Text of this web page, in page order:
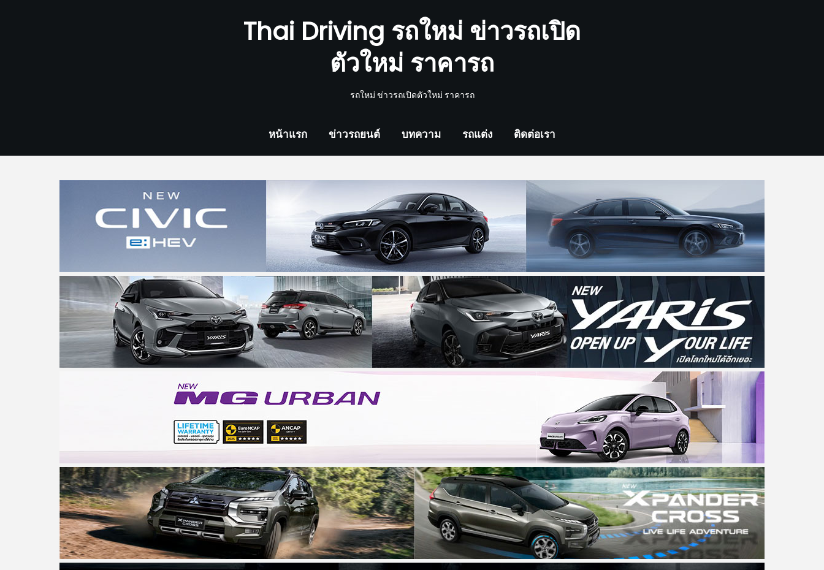
Thai Driving รถใหม่ ข่าวรถเปิด
ตัวใหม่ ราคารถ
รถใหม่ ข่าวรถเปิดตัวใหม่ ราคารถ
หน้าแรก ข่าวรถยนต์ บทความ รถแต่ง ติดต่อเรา